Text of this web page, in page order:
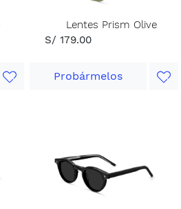
Lentes Prism Olive
S/ 179.00
Probármelos